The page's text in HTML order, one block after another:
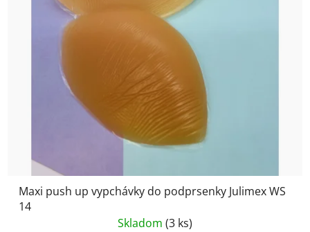
Maxi push up vypchávky do podprsenky Julimex WS
14
Skladom (3 ks)